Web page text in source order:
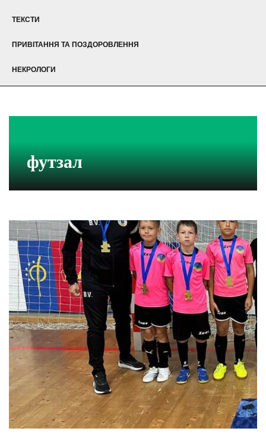
ТЕКСТИ
ПРИВІТАННЯ ТА ПОЗДОРОВЛЕННЯ
НЕКРОЛОГИ
футзал